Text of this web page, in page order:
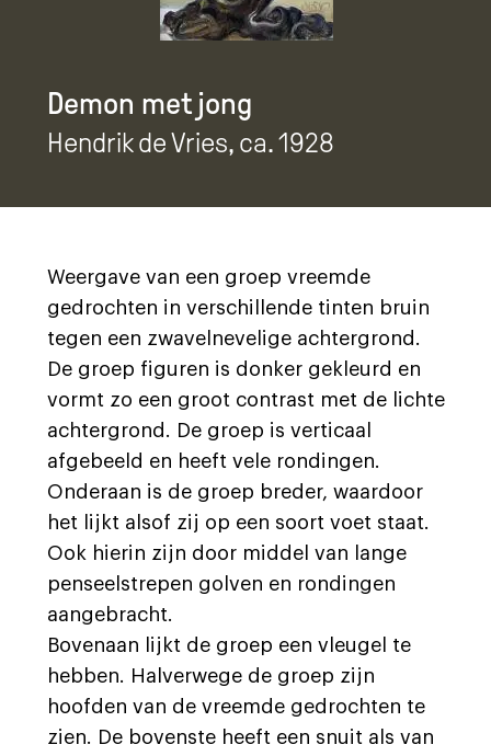
Demon met jong
Hendrik de Vries, ca. 1928
Weergave van een groep vreemde
gedrochten in verschillende tinten bruin
tegen een zwavelnevelige achtergrond.
De groep figuren is donker gekleurd en
vormt zo een groot contrast met de lichte
achtergrond. De groep is verticaal
afgebeeld en heeft vele rondingen.
Onderaan is de groep breder, waardoor
het lijkt alsof zij op een soort voet staat.
Ook hierin zijn door middel van lange
penseelstrepen golven en rondingen
aangebracht.
Bovenaan lijkt de groep een vleugel te
hebben. Halverwege de groep zijn
hoofden van de vreemde gedrochten te
zien. De bovenste heeft een snuit als van